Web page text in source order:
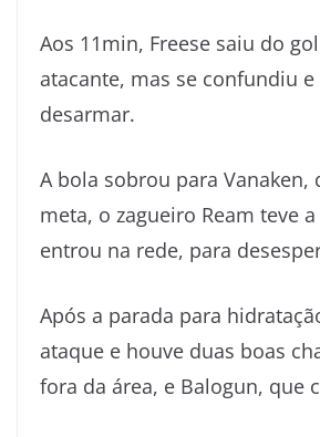
Aos 11min, Freese saiu do
atacante, mas se confundiu
desarmar.
A bola sobrou para
meta, o zagueiro Ream teve
entrou na rede, para
Após a parada para
ataque e houve duas boas
fora da área, e Balogun, que